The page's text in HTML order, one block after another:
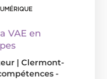
VAE en
| Clermont-
-